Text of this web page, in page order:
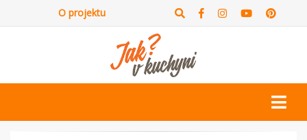
O projektu